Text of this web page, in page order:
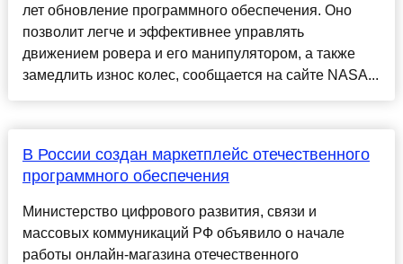
лет обновление программного обеспечения. Оно
позволит легче и эффективнее управлять
движением ровера и его манипулятором, а также
замедлить износ колес, сообщается на сайте NASA...
В России создан маркетплейс отечественного
программного обеспечения
Министерство цифрового развития, связи и
массовых коммуникаций РФ объявило о начале
работы онлайн-магазина отечественного